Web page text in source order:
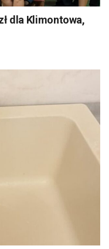
dla Klimontowa,